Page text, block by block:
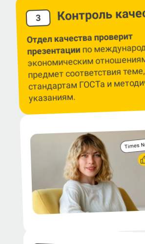
3 Контроль
Отдел качества проверит
презентациипо
экономическим
предмет соответствия теме,
стандартам ГОСТа и
указаниям.